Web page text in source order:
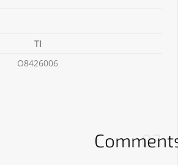
TI
O8426006
03